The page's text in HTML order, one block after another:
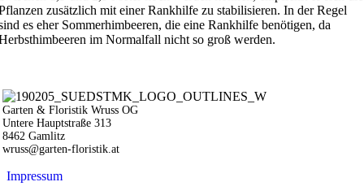
zusätzlich mit einer Rankhilfe zu stabilisieren. In der Regel
es eher Sommerhimbeeren, die eine Rankhilfe benötigen, da
im Normalfall nicht so groß werden.
Garten & Floristik Wruss OG
Untere Hauptstraße 313
8462 Gamlitz
wruss@garten-floristik.at
Impressum